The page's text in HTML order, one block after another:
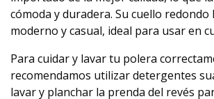
cómoda y duradera. Su cuello redondo
moderno y casual, ideal para usar en
Para cuidar y lavar tu polera
recomendamos utilizar detergentes
lavar y planchar la prenda del revés